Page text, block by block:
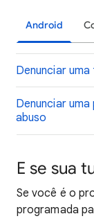
Android
Denunciar
Denunciar
abuso
E se sua
Se você é o
programada